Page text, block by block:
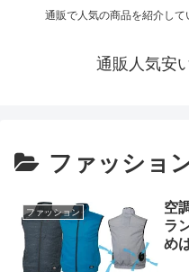
通販で人気の商品を紹介して
通販人気安
ファッショ
ファッション
空
ラ
め